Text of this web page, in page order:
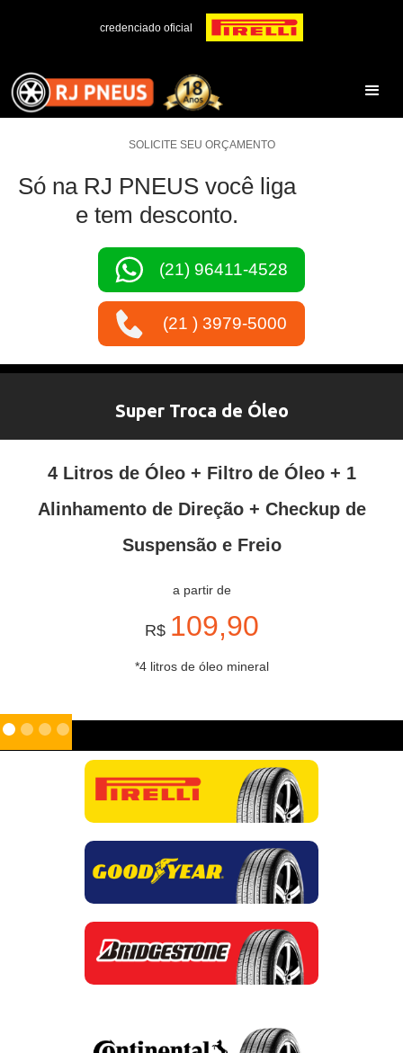
credenciado oficial
SOLICITE SEU ORÇAMENTO
Só na RJ PNEUS você liga
e tem desconto.
(21) 96411-4528
(21 ) 3979-5000
Super Troca de Óleo
4 Litros de Óleo + Filtro de Óleo + 1
Alinhamento de Direção + Checkup de
Suspensão e Freio
a partir de
R$ 109,90
*4 litros de óleo mineral